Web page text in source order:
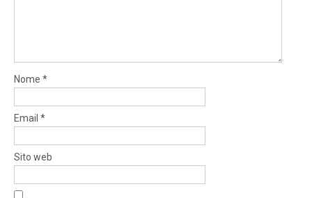
Nome *
Email *
Sito web